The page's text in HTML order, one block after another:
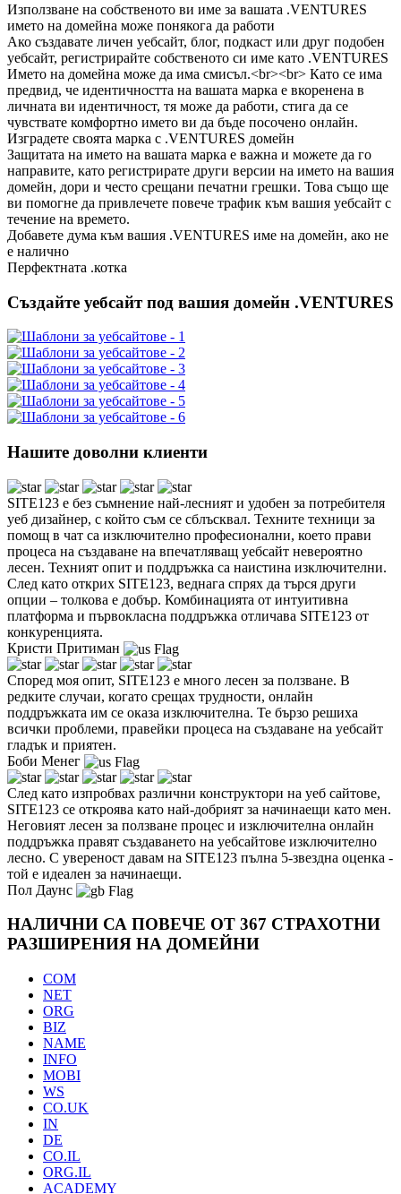
Използване на собственото ви име за вашата .VENTURES
името на домейна може понякога да работи
Ако създавате личен уебсайт, блог, подкаст или друг подобен
уебсайт, регистрирайте собственото си име като .VENTURES
Името на домейна може да има смисъл.<br><br> Като се има
предвид, че идентичността на вашата марка е вкоренена в
личната ви идентичност, тя може да работи, стига да се
чувствате комфортно името ви да бъде посочено онлайн.
Изградете своята марка с .VENTURES домейн
Защитата на името на вашата марка е важна и можете да го
направите, като регистрирате други версии на името на вашия
домейн, дори и често срещани печатни грешки. Това също ще
ви помогне да привлечете повече трафик към вашия уебсайт с
течение на времето.
Добавете дума към вашия .VENTURES име на домейн, ако не
е налично
Перфектната .котка
Създайте уебсайт под вашия домейн .VENTURES
Нашите доволни клиенти
SITE123 е без съмнение най-лесният и удобен за потребителя
уеб дизайнер, с който съм се сблъсквал. Техните техници за
помощ в чат са изключително професионални, което прави
процеса на създаване на впечатляващ уебсайт невероятно
лесен. Техният опит и поддръжка са наистина изключителни.
След като открих SITE123, веднага спрях да търся други
опции – толкова е добър. Комбинацията от интуитивна
платформа и първокласна поддръжка отличава SITE123 от
конкуренцията.
Кристи Притиман
Според моя опит, SITE123 е много лесен за ползване. В
редките случаи, когато срещах трудности, онлайн
поддръжката им се оказа изключителна. Те бързо решиха
всички проблеми, правейки процеса на създаване на уебсайт
гладък и приятен.
Боби Менег
След като изпробвах различни конструктори на уеб сайтове,
SITE123 се откроява като най-добрият за начинаещи като мен.
Неговият лесен за ползване процес и изключителна онлайн
поддръжка правят създаването на уебсайтове изключително
лесно. С увереност давам на SITE123 пълна 5-звездна оценка -
той е идеален за начинаещи.
Пол Даунс
НАЛИЧНИ СА ПОВЕЧЕ ОТ 367 СТРАХОТНИ
РАЗШИРЕНИЯ НА ДОМЕЙНИ
COM
NET
ORG
BIZ
NAME
INFO
MOBI
WS
CO.UK
IN
DE
CO.IL
ORG.IL
ACADEMY